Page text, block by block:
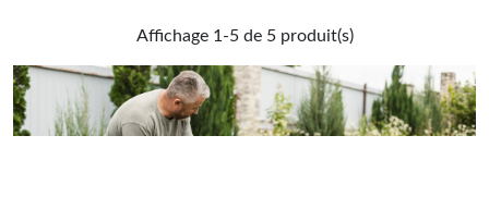
Affichage 1-5 de 5 produit(s)